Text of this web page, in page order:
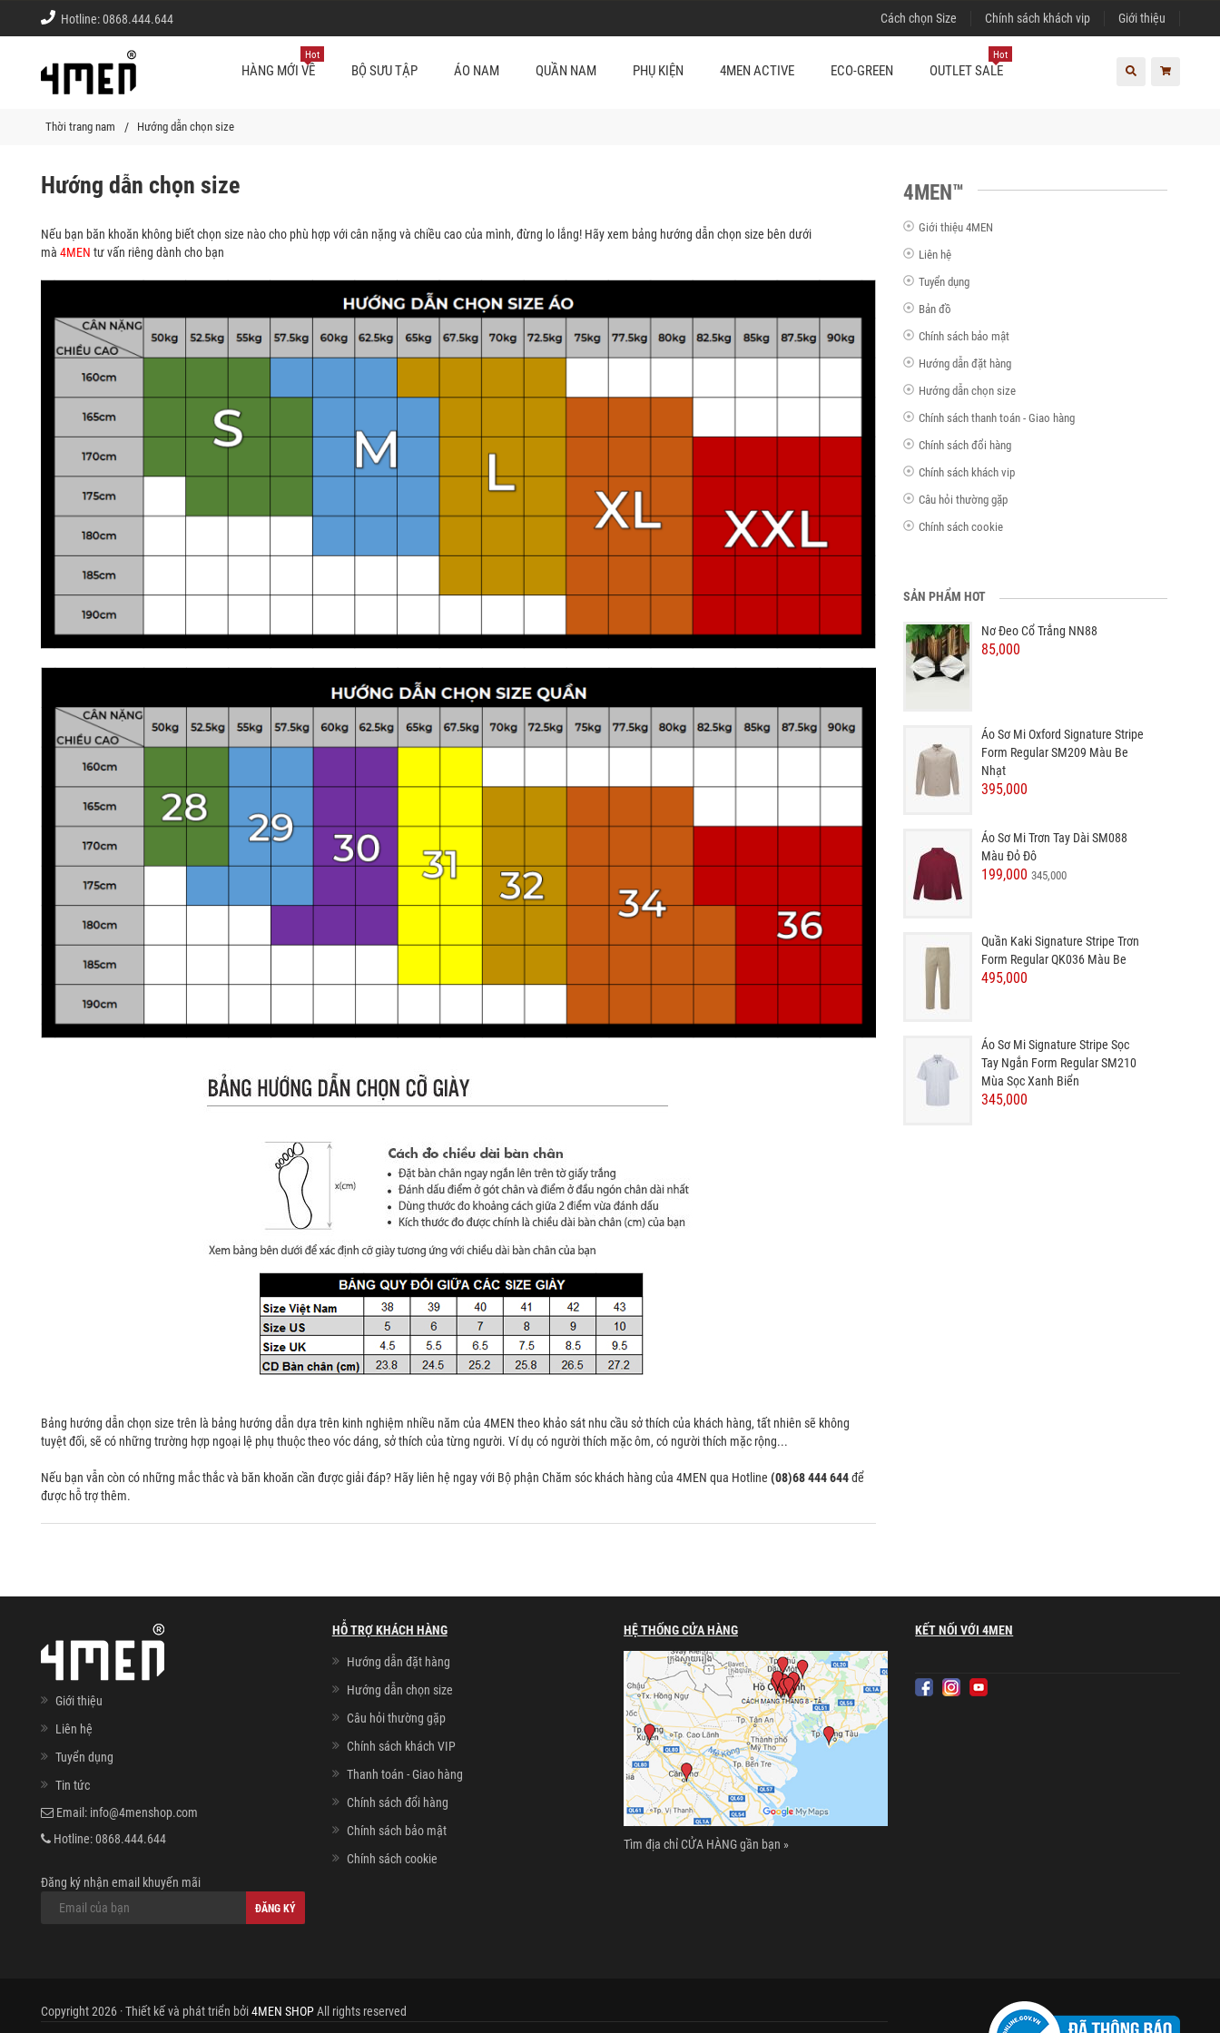
Hotline:0868.444.644 Cách chọn Size Chính sách khách vip Giới thiệu
HÀNG MỚI VỀ
Hot
BỘ SƯU TẬP ÁO NAM QUẦN NAM PHỤ KIỆN 4MEN ACTIVE ECO-GREEN OUTLET SALE
Hot
Thời trang nam Hướng dẫn chọn size
Hướng dẫn chọn size
Nếu bạn băn khoăn không biết chọn size nào cho phù hợp với cân nặng và chiều cao của mình, đừng lo lắng! Hãy xem bảng hướng dẫn chọn size bên dưới
mà 4MEN tư vấn riêng dành cho bạn
Bảng hướng dẫn chọn size trên là bảng hướng dẫn dựa trên kinh nghiệm nhiều năm của 4MEN theo khảo sát nhu cầu sở thích của khách hàng, tất nhiên sẽ không
tuyệt đối, sẽ có những trường hợp ngoại lệ phụ thuộc theo vóc dáng, sở thích của từng người. Ví dụ có người thích mặc ôm, có người thích mặc rộng...
Nếu bạn vẫn còn có những mắc thắc và băn khoăn cần được giải đáp? Hãy liên hệ ngay với Bộ phận Chăm sóc khách hàng của 4MEN qua Hotline (08)68 444 644để
được hỗ trợ thêm.
4MEN™
Giới thiệu 4MEN
Liên hệ
Tuyển dụng
Bản đồ
Chính sách bảo mật
Hướng dẫn đặt hàng
Hướng dẫn chọn size
Chính sách thanh toán - Giao hàng
Chính sách đổi hàng
Chính sách khách vip
Câu hỏi thường gặp
Chính sách cookie
SẢN PHẨM HOT
Nơ Đeo Cổ Trắng NN88
85,000
Áo Sơ Mi Oxford Signature Stripe
Form Regular SM209 Màu Be
Nhạt
395,000
Áo Sơ Mi Trơn Tay Dài SM088
Màu Đỏ Đô
199,000 345,000
Quần Kaki Signature Stripe Trơn
Form Regular QK036 Màu Be
495,000
Áo Sơ Mi Signature Stripe Sọc
Tay Ngắn Form Regular SM210
Mùa Sọc Xanh Biển
345,000
Giới thiệu
Liên hệ
Tuyển dụng
Tin tức
Email: info@4menshop.com
Hotline:0868.444.644
Đăng ký nhận email khuyến mãi
ĐĂNG KÝ
HỖ TRỢ KHÁCH HÀNG
Hướng dẫn đặt hàng
Hướng dẫn chọn size
Câu hỏi thường gặp
Chính sách khách VIP
Thanh toán - Giao hàng
Chính sách đổi hàng
Chính sách bảo mật
Chính sách cookie
HỆ THỐNG CỬA HÀNG
Tìm địa chỉ CỬA HÀNG gần bạn »
KẾT NỐI VỚI 4MEN
Copyright 2026 · Thiết kế và phát triển bởi4MEN SHOPAll rights reserved